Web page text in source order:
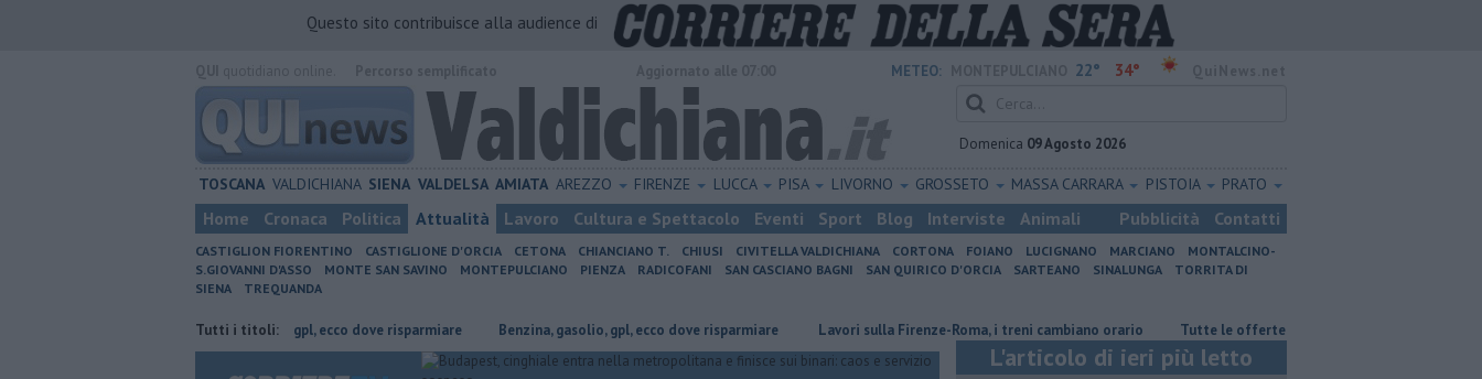
Questo sito contribuisce alla audience di
METEO: 22° 34°
Domenica 09 Agosto 2026
TOSCANA VALDICHIANA SIENA VALDELSA AMIATA AREZZO FIRENZE LUCCA PISA LIVORNO GROSSETO MASSA CARRARA PISTOIA PRATO
Home Cronaca Politica Attualità Lavoro Cultura e Spettacolo Eventi Sport Blog Interviste Animali Pubblicità Contatti
CASTIGLION FIORENTINO CASTIGLIONE D'ORCIA CETONA CHIANCIANO T. CHIUSI CIVITELLA VALDICHIANA CORTONA FOIANO LUCIGNANO MARCIANO
MONTALCINO-
S.GIOVANNI D'ASSO
MONTE SAN SAVINO MONTEPULCIANO PIENZA RADICOFANI SAN CASCIANO BAGNI SAN QUIRICO D'ORCIA SARTEANO SINALUNGA
TORRITA DI
SIENA
TREQUANDA
Tutti i titoli:
​Benzina, gasolio, gpl, ecco dove risparmiare ​Benzina, gasolio, gpl, ecco dove risparmiare Lavori sulla Firenze-Roma, i treni cambiano orario ​Tutte le offerte di lavoro in provincia di Arezzo
L'articolo di ieri più letto